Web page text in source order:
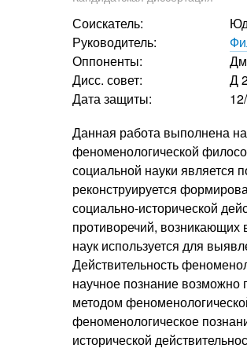
Соискатель:
Руководитель:
Оппоненты:
Дисс. совет:
Д
Дата защиты:
Данная работа выполнена
феноменологической
социальной науки является
реконструируется
социально-исторической
противоречий, возникающих
наук используется для
Действительность
научное познание возможно
методом
феноменологическое
исторической